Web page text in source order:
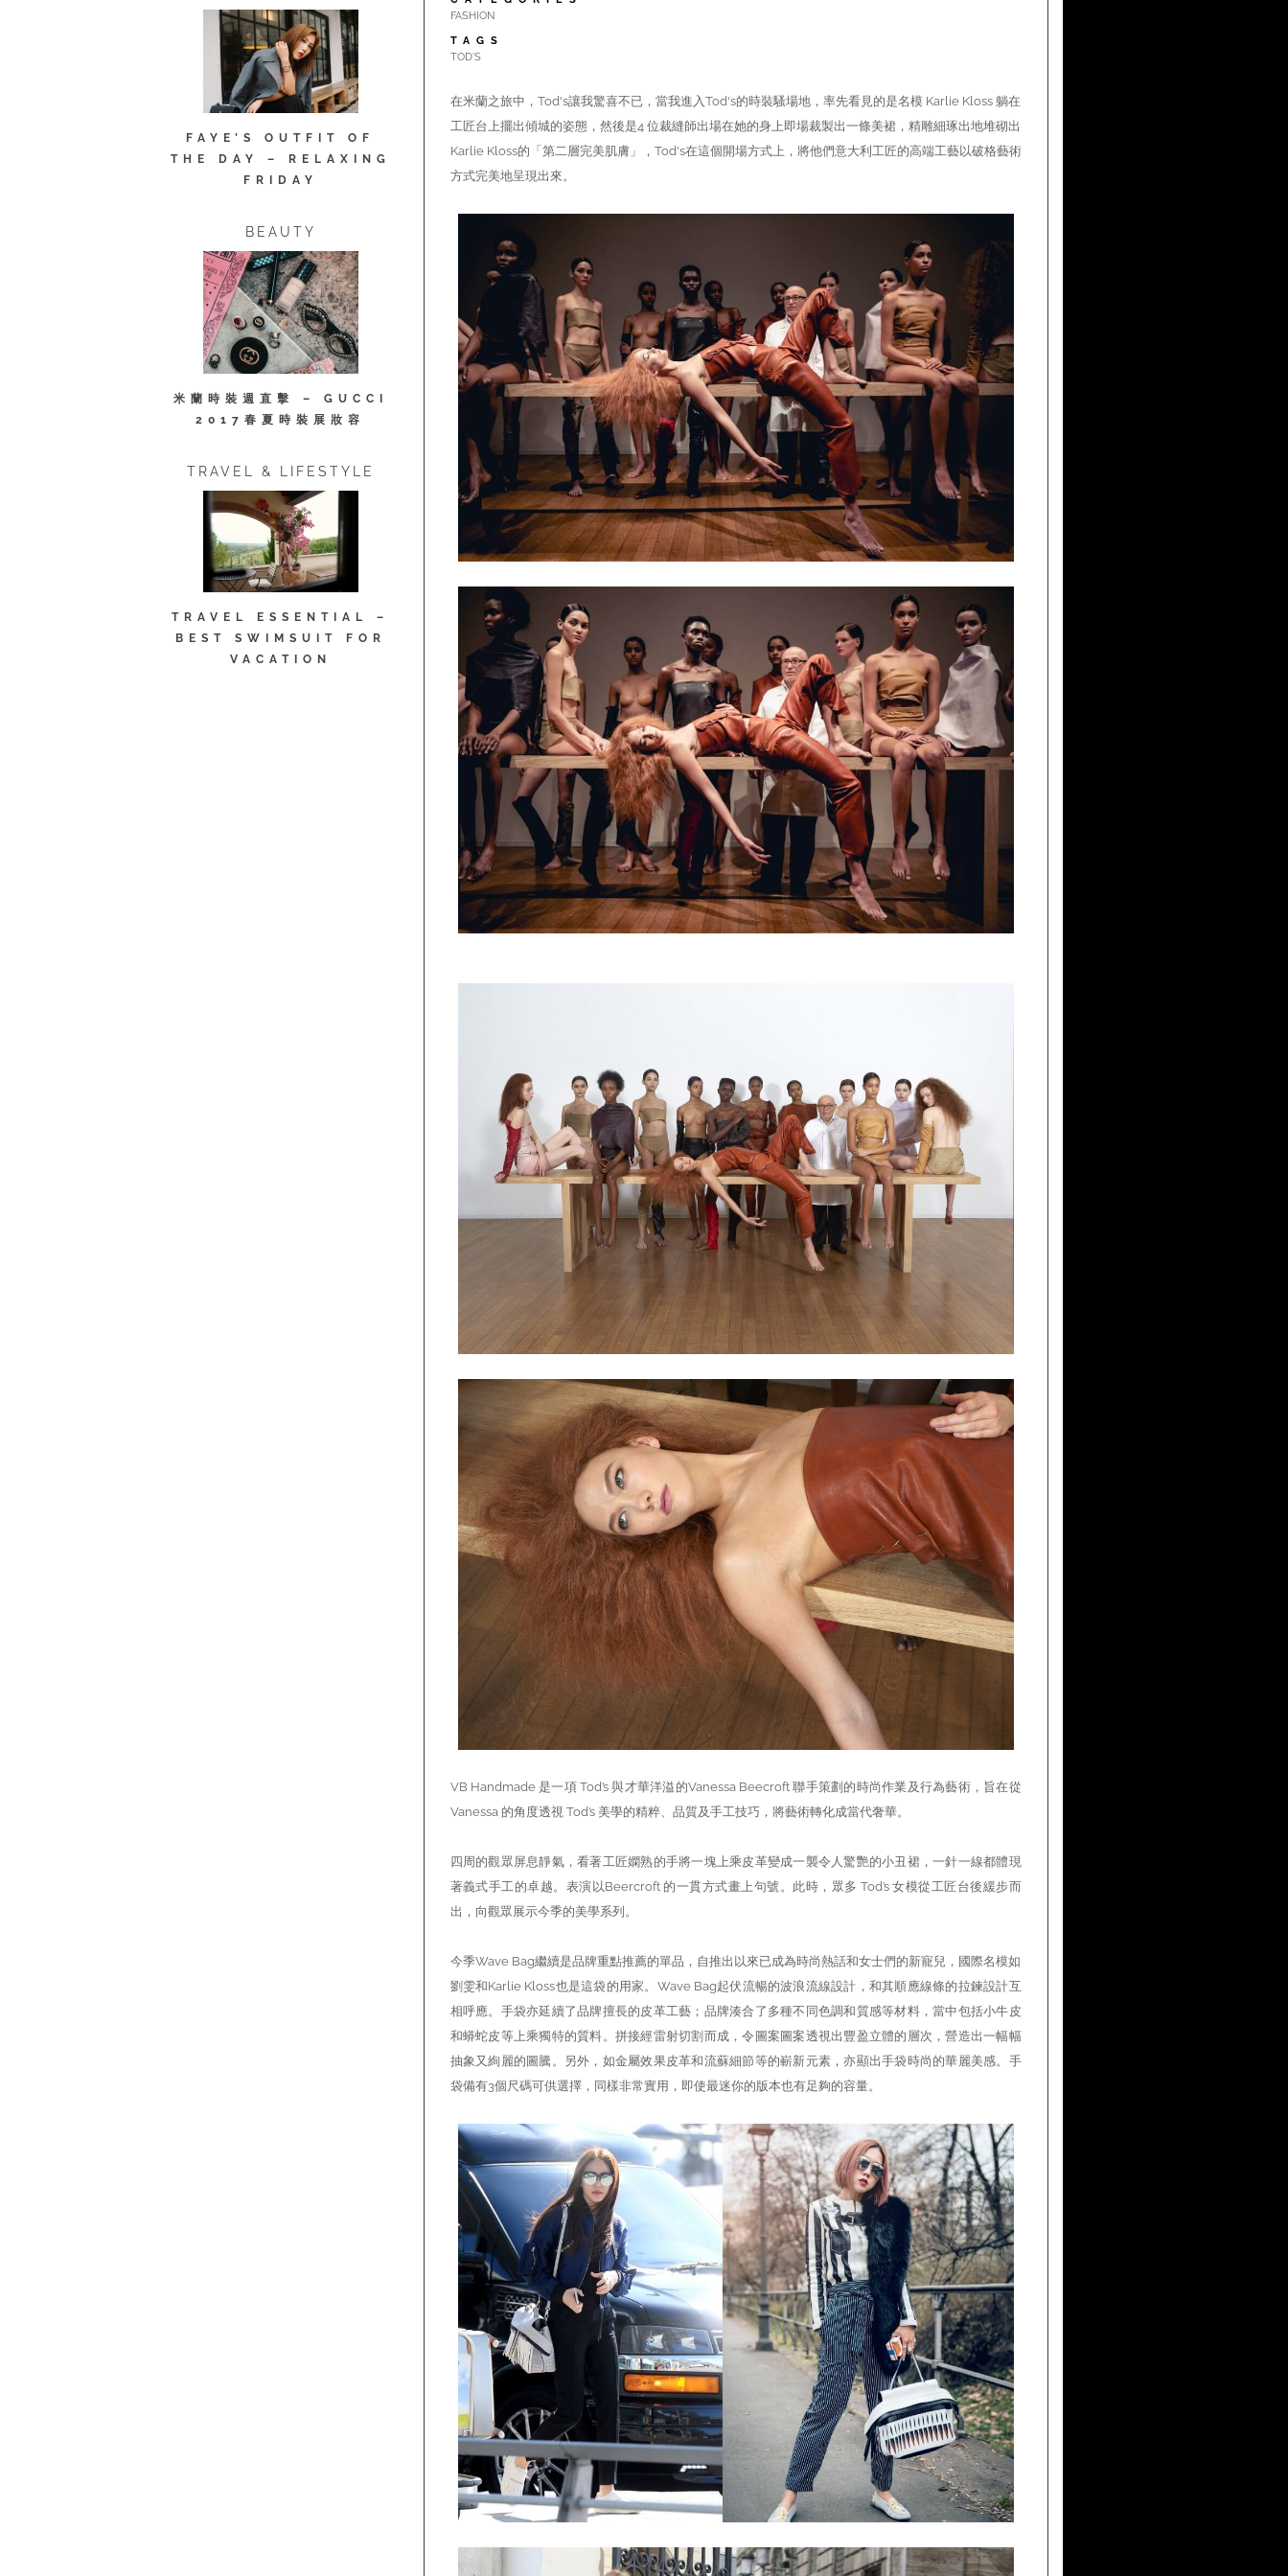
FAYE’S OUTFIT OF
THE DAY – RELAXING
FRIDAY
BEAUTY
米蘭時裝週直擊 – GUCCI
2017春夏時裝展妝容
TRAVEL & LIFESTYLE
TRAVEL ESSENTIAL –
BEST SWIMSUIT FOR
VACATION
FASHION
TAGS
TOD'S
在米蘭之旅中，Tod's讓我驚喜不已，當我進入Tod's的時裝騷場地，率先看見的是名模 Karlie Kloss 躺在
工匠台上擺出傾城的姿態，然後是4 位裁縫師出場在她的身上即場裁製出一條美裙，精雕細琢出地堆砌出
Karlie Kloss的「第二層完美肌膚」，Tod's在這個開場方式上，將他們意大利工匠的高端工藝以破格藝術
方式完美地呈現出來。
VB Handmade 是一項 Tod’s 與才華洋溢的Vanessa Beecroft 聯手策劃的時尚作業及行為藝術，旨在從
Vanessa 的角度透視 Tod’s 美學的精粹、品質及手工技巧，將藝術轉化成當代奢華。
四周的觀眾屏息靜氣，看著工匠嫻熟的手將一塊上乘皮革變成一襲令人驚艷的小丑裙，一針一線都體現
著義式手工的卓越。表演以Beercroft 的一貫方式畫上句號。此時，眾多 Tod’s 女模從工匠台後緩步而
出，向觀眾展示今季的美學系列。
今季Wave Bag繼續是品牌重點推薦的單品，自推出以來已成為時尚熱話和女士們的新寵兒，國際名模如
劉雯和Karlie Kloss也是這袋的用家。Wave Bag起伏流暢的波浪流線設計，和其順應線條的拉鍊設計互
相呼應。手袋亦延續了品牌擅長的皮革工藝；品牌湊合了多種不同色調和質感等材料，當中包括小牛皮
和蟒蛇皮等上乘獨特的質料。拼接經雷射切割而成，令圖案圖案透視出豐盈立體的層次，營造出一幅幅
抽象又絢麗的圖騰。另外，如金屬效果皮革和流蘇細節等的嶄新元素，亦顯出手袋時尚的華麗美感。手
袋備有3個尺碼可供選擇，同樣非常實用，即使最迷你的版本也有足夠的容量。